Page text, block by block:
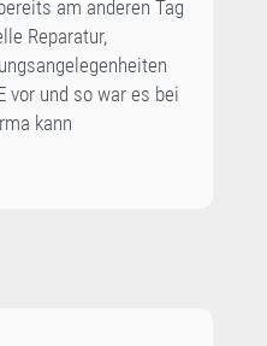
am anderen Tag
Reparatur,
vor und so war es bei
kann